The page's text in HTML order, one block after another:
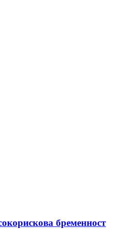
бременност